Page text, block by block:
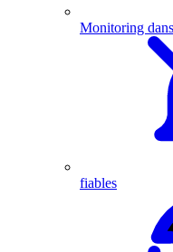
Monitoring
fiables